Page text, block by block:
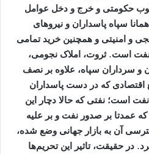
حکومتی و خرج و دخل عوامل
سپاه پاسداران و نیروهای
و امنیتی و همچنین خرید تمامی
است. ثروت، املاک نجومی،
و سرداران سپاه، علاوه بر نصف
که در دست پاسداران
است؛ نفتی که حالا دچار این
عمدتا بر صدور نفت و بر علیه
آن به بازار جهانی وضع شده،
در حقیقت، تاثیر این تحریم‌ها